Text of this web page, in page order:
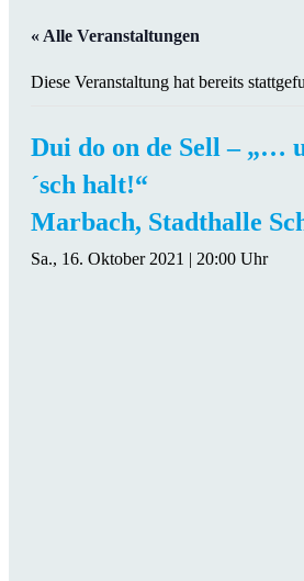
« Alle Veranstaltungen
Diese Veranstaltung hat bereits
Dui do on de Sell – „…
´sch halt!“
Marbach, Stadthalle
Sa., 16. Oktober 2021 | 20:00 Uhr